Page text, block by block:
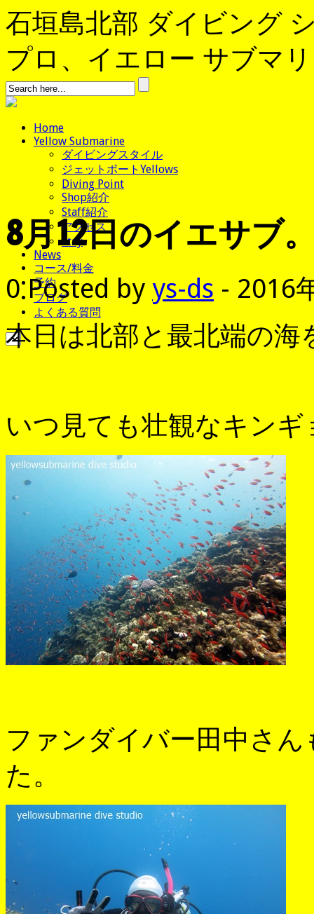
石垣島北部 ダイビング
プロ、イエロー サブマ
Home
Yellow Submarine
ダイビングスタイル
ジェットボートYellows
Diving Point
Shop紹介
Staff紹介
アクセス
Stay
News
コース/料金
予約
ブログ
よくある質問
8月12日のイエサブ
0 Posted by ys-ds - 2016
本日は北部と最北端の
いつ見ても壮観なキン
ファンダイバー田中さ
た。